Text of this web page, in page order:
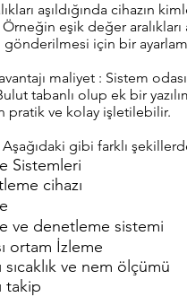
aşıldığında cihazın
eşik değer
gönderilmesi için bir
maliyet : Sistem
tabanlı olup ek bir
pratik ve kolay işletilebilir.
gibi farklı
Sistemleri
cihazı
ve denetleme sistemi
ortam İzleme
sıcaklık ve nem ölçümü
takip